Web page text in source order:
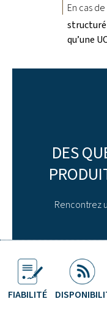
En cas
qu’une
DES
Rencontrez
UN
FIABILITÉ